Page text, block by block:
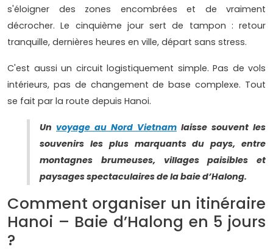
s'éloigner des zones encombrées et de vraiment
décrocher. Le cinquième jour sert de tampon : retour
tranquille, dernières heures en ville, départ sans stress.
C'est aussi un circuit logistiquement simple. Pas de vols
intérieurs, pas de changement de base complexe. Tout
se fait par la route depuis Hanoi.
Un voyage au Nord Vietnam laisse souvent les
souvenirs les plus marquants du pays, entre
montagnes brumeuses, villages paisibles et
paysages spectaculaires de la baie d’Halong.
Comment organiser un itinéraire
Hanoi – Baie d’Halong en 5 jours
?